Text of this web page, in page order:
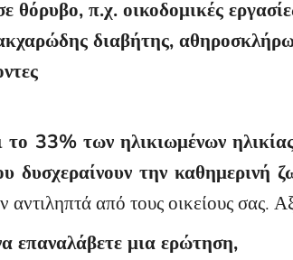
θόρυβο, π.χ. οικοδομικές
διαβήτης,
το 33% των ηλικιωμένων
δυσχεραίνουν την καθημερινή
αντιληπτά από τους οικείους σας.
επαναλάβετε μια ερώτηση,